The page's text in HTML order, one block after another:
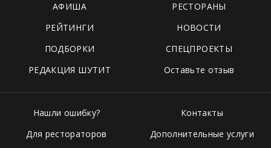
АФИША
РЕСТОРАНЫ
РЕЙТИНГИ
НОВОСТИ
ПОДБОРКИ
СПЕЦПРОЕКТЫ
РЕДАКЦИЯ ШУТИТ
Оставьте отзыв
Нашли ошибку?
Для рестораторов
Контакты
Дополнительные услуги